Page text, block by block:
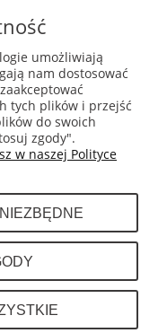
tajskiego (muay
Top King,
Sting Sports
443 189
umożliwiają
nam dostosować
tych plików i przejść
do swoich
zgody".
w naszej Polityce